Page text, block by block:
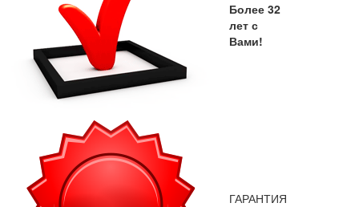
Более 32
лет с
Вами!
ГАРАНТИЯ